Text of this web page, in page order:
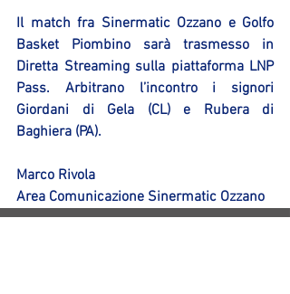
Il match fra Sinermatic Ozzano e Golfo
Basket Piombino sarà trasmesso in
Diretta Streaming sulla piattaforma LNP
Pass. Arbitrano l’incontro i signori
Giordani di Gela (CL) e Rubera di
Baghiera (PA).
Marco Rivola
Area Comunicazione Sinermatic Ozzano